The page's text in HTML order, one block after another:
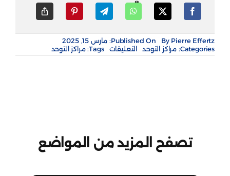
By Pierre Effertz
Published On: مارس 15, 2025
Categories: مراكز التوحد التعليقاتعلى
مركز
Tags: مراكز التوحد
تصفح المزيد من المواضع